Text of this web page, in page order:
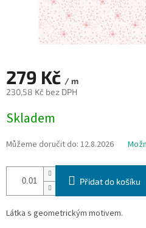
279 Kč / m
230,58 Kč bez DPH
cena:
Skladem
Můžeme doručit do: 12.8.2026
Přidat do košíku
Látka s geometrickým motivem.